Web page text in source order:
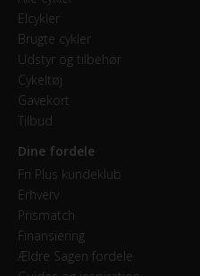
Elcykler
Brugte cykler
Udstyr og tilbehør
Cykeltøj
Gavekort
Tilbud
Dine fordele
Fri Plus kundeklub
Erhverv
Prismatch
Finansiering
Ældre Sagen fordele